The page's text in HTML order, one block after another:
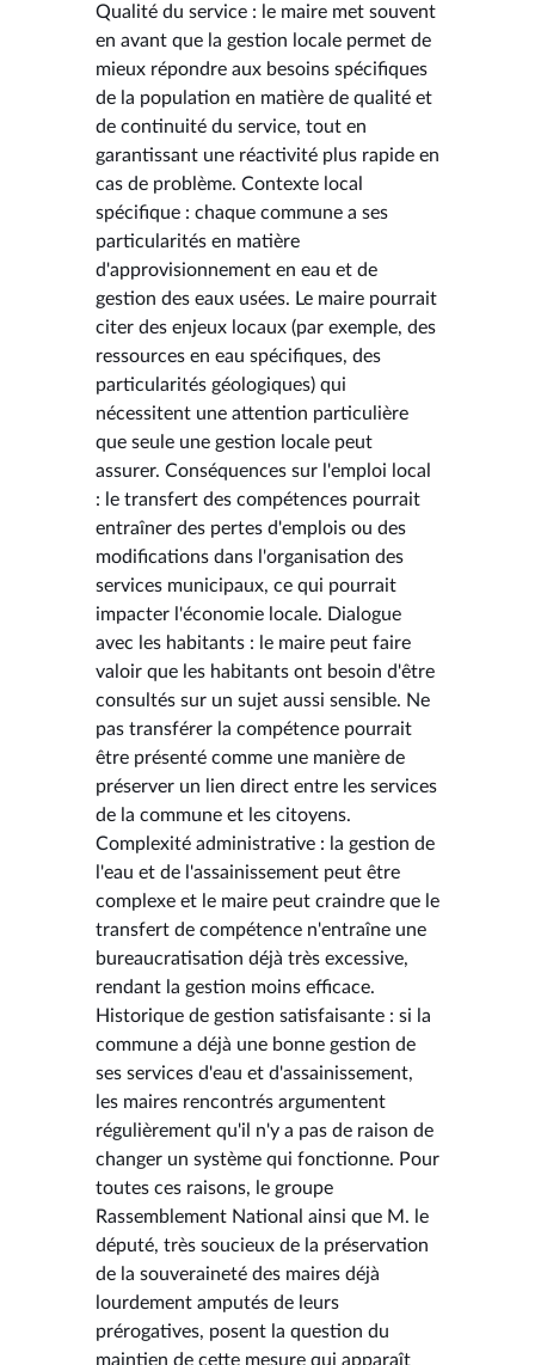
Qualité du service : le maire met souvent
en avant que la gestion locale permet de
mieux répondre aux besoins spécifiques
de la population en matière de qualité et
de continuité du service, tout en
garantissant une réactivité plus rapide en
cas de problème. Contexte local
spécifique : chaque commune a ses
particularités en matière
d'approvisionnement en eau et de
gestion des eaux usées. Le maire pourrait
citer des enjeux locaux (par exemple, des
ressources en eau spécifiques, des
particularités géologiques) qui
nécessitent une attention particulière
que seule une gestion locale peut
assurer. Conséquences sur l'emploi local
: le transfert des compétences pourrait
entraîner des pertes d'emplois ou des
modifications dans l'organisation des
services municipaux, ce qui pourrait
impacter l'économie locale. Dialogue
avec les habitants : le maire peut faire
valoir que les habitants ont besoin d'être
consultés sur un sujet aussi sensible. Ne
pas transférer la compétence pourrait
être présenté comme une manière de
préserver un lien direct entre les services
de la commune et les citoyens.
Complexité administrative : la gestion de
l'eau et de l'assainissement peut être
complexe et le maire peut craindre que le
transfert de compétence n'entraîne une
bureaucratisation déjà très excessive,
rendant la gestion moins efficace.
Historique de gestion satisfaisante : si la
commune a déjà une bonne gestion de
ses services d'eau et d'assainissement,
les maires rencontrés argumentent
régulièrement qu'il n'y a pas de raison de
changer un système qui fonctionne. Pour
toutes ces raisons, le groupe
Rassemblement National ainsi que M. le
député, très soucieux de la préservation
de la souveraineté des maires déjà
lourdement amputés de leurs
prérogatives, posent la question du
maintien de cette mesure qui apparaît